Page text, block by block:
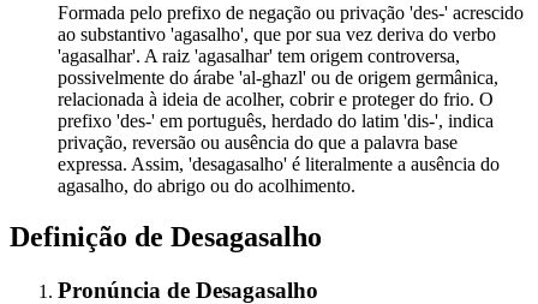
Formada pelo prefixo de negação ou privação 'des-' acrescido
ao substantivo 'agasalho', que por sua vez deriva do verbo
'agasalhar'. A raiz 'agasalhar' tem origem controversa,
possivelmente do árabe 'al-ghazl' ou de origem germânica,
relacionada à ideia de acolher, cobrir e proteger do frio. O
prefixo 'des-' em português, herdado do latim 'dis-', indica
privação, reversão ou ausência do que a palavra base
expressa. Assim, 'desagasalho' é literalmente a ausência do
agasalho, do abrigo ou do acolhimento.
Definição de Desagasalho
Pronúncia de Desagasalho